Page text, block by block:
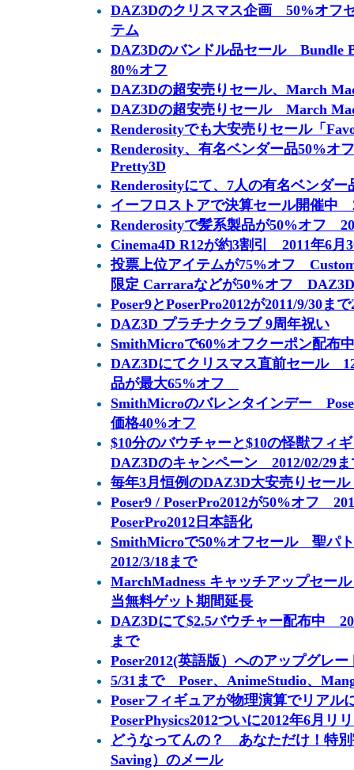
DAZ3Dのクリスマス企画 50%オフ
テム
DAZ3Dのバンドル品セール Bundle
80%オフ
DAZ3Dの超安売りセール、March
DAZ3Dの超安売りセール March
Renderosityでも大安売りセール「
Renderosity、有名ベンダー品50%オ
Pretty3D
Renderosityにて、7人の有名ベンダー
イーフロストアで決算セール開催中
Renderosityで髪系製品が50%オフ
Cinema4D R12が約3割引 2011年6月
投票上位アイテムが75%オフ
限定 Carraraなどが50%オフ DAZ3D
Poser9とPoserPro2012が2011/9/30ま
DAZ3D プラチナクラブ 9周年祝い
SmithMicroで60%オフクーポン配布
DAZ3Dにてクリスマス直前セール
品が最大65%オフ
SmithMicroのバレンタインデー
価格40%オフ
$10分のバウチャーと$10の怪獣フィ
DAZ3Dのキャンペーン 2012/02/29ま
毎年3月恒例のDAZ3D大安売りセー
Poser9 / PoserPro2012が50%オフ
PoserPro2012日本語化
SmithMicroで50%オフセール 聖パ
2012/3/18まで
MarchMadness キャッチアップセ
当無料ゲット期間延長
DAZ3Dにて$2.5バウチャー配布中
まで
Poser2012(英語版）へのアップグレー
5/31まで Poser、AnimeStudio、
Poserフィギュアが物理演算でリア
PoserPhysics2012ついに2012年6月リ
どうなってんの？ あなただけ！特別
Saving）のメール